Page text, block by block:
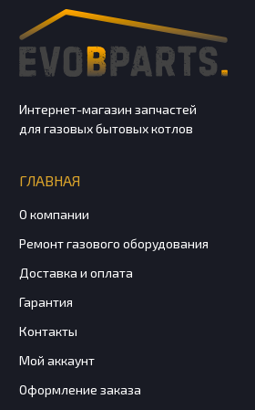
Интернет-магазин запчастей
для газовых бытовых котлов
ГЛАВНАЯ
О компании
Ремонт газового оборудования
Доставка и оплата
Гарантия
Контакты
Мой аккаунт
Оформление заказа